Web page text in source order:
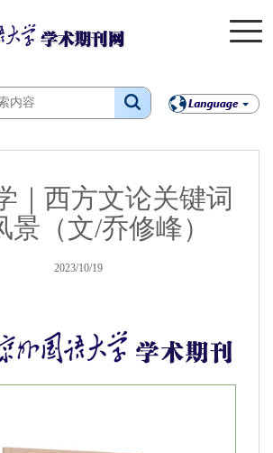
｜西方文论关键词
（文/乔修峰）
2023/10/19